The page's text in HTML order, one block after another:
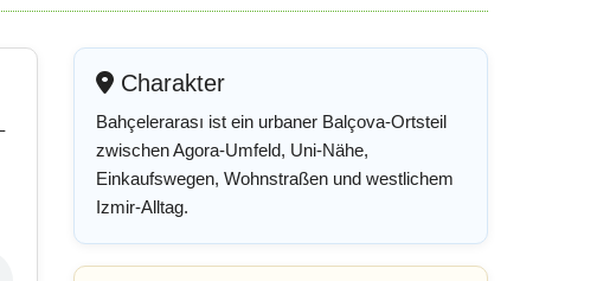
Charakter
Bahçelerarası ist ein urbaner Balçova-Ortsteil
zwischen Agora-Umfeld, Uni-Nähe,
Einkaufswegen, Wohnstraßen und westlichem
Izmir-Alltag.